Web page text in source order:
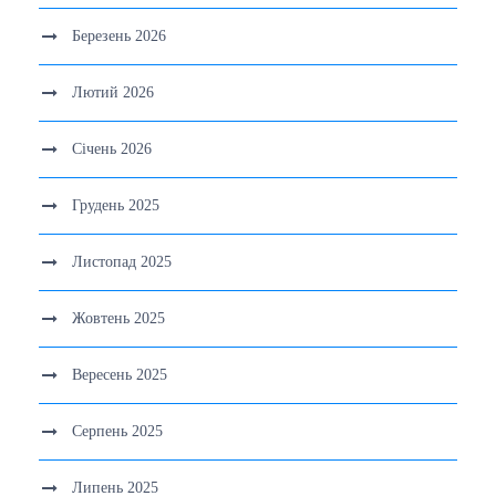
Березень 2026
Лютий 2026
Січень 2026
Грудень 2025
Листопад 2025
Жовтень 2025
Вересень 2025
Серпень 2025
Липень 2025